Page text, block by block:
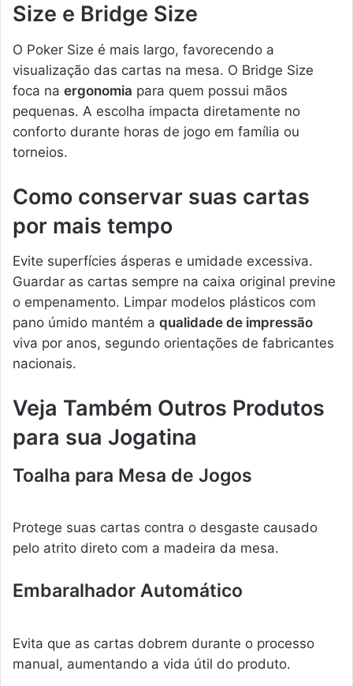
Size e Bridge Size
O Poker Size é mais largo, favorecendo a
visualização das cartas na mesa. O Bridge Size
foca na ergonomia para quem possui mãos
pequenas. A escolha impacta diretamente no
conforto durante horas de jogo em família ou
torneios.
Como conservar suas cartas
por mais tempo
Evite superfícies ásperas e umidade excessiva.
Guardar as cartas sempre na caixa original previne
o empenamento. Limpar modelos plásticos com
pano úmido mantém a qualidade de impressão
viva por anos, segundo orientações de fabricantes
nacionais.
Veja Também Outros Produtos
para sua Jogatina
Toalha para Mesa de Jogos
Protege suas cartas contra o desgaste causado
pelo atrito direto com a madeira da mesa.
Embaralhador Automático
Evita que as cartas dobrem durante o processo
manual, aumentando a vida útil do produto.